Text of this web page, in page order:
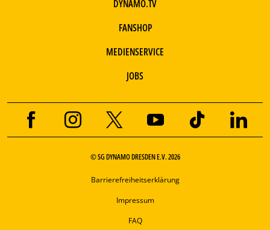
DYNAMO.TV
FANSHOP
MEDIENSERVICE
JOBS
© SG DYNAMO DRESDEN E.V. 2026
Barrierefreiheitserklärung
Impressum
FAQ